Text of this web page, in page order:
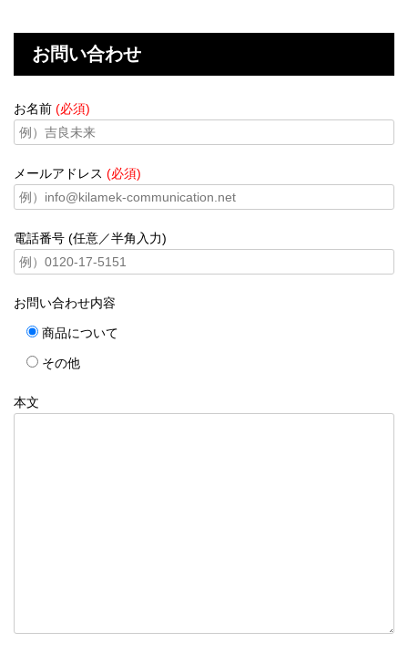
お問い合わせ
お名前 (必須)
メールアドレス (必須)
電話番号 (任意／半角入力)
お問い合わせ内容
商品について
その他
本文